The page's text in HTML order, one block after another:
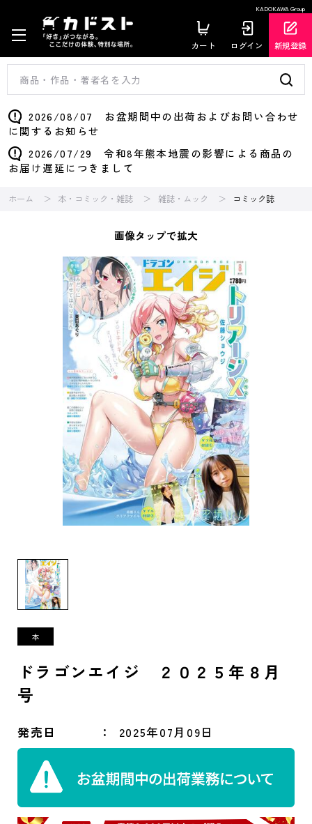
KADOKAWA Group
カート ログイン 新規登録
2026/08/07 お盆期間中の出荷およびお問い合わせ
に関するお知らせ
2026/07/29 令和8年熊本地震の影響による商品の
お届け遅延につきまして
ホーム 本・コミック・雑誌 雑誌・ムック コミック誌
画像タップで拡大
ドラゴンエイジ ２０２５年８月
号
発売日 2025年07月09日